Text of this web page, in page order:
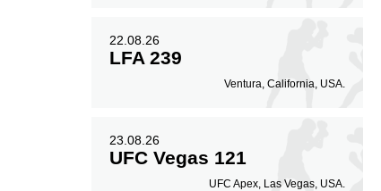
22.08.26
LFA 239
Ventura, California, USA.
23.08.26
UFC Vegas 121
UFC Apex, Las Vegas, USA.